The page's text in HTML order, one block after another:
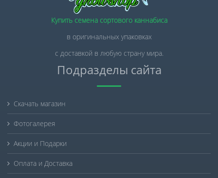
Купить семена сортового каннабиса
в оригинальных упаковках
с доставкой в любую страну мира.
Подразделы сайта
Скачать магазин
Фотогалерея
Акции и Подарки
Оплата и Доставка